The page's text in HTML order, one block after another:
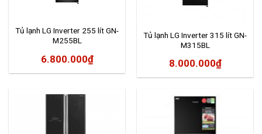
Tủ lạnh LG Inverter 255 lít GN-
M255BL
6.800.000₫
Tủ lạnh LG Inverter 315 lít GN-
M315BL
8.000.000₫